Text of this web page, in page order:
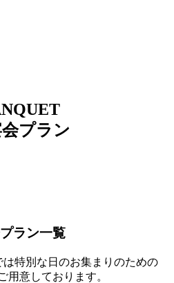
プラン
ラン一覧
特別な日のお集まりのための
用意しております。